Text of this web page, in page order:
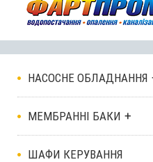
НАСОСНЕ ОБЛАДНАННЯ
МЕМБРАННІ БАКИ
ШАФИ КЕРУВАННЯ